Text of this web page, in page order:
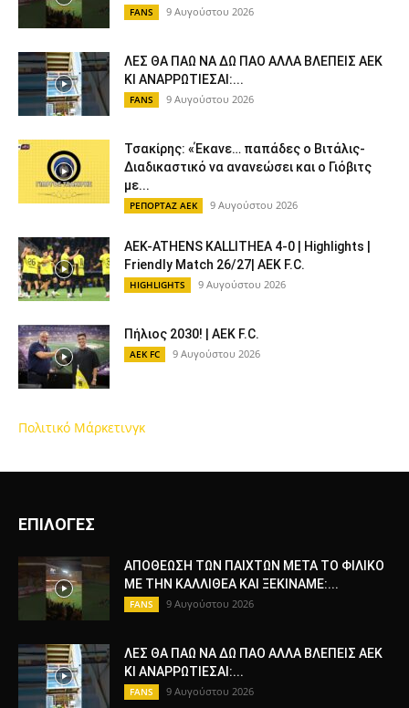
FANS 9 Αυγούστου 2026
ΛΕΣ ΘΑ ΠΑΩ ΝΑ ΔΩ ΠΑΟ ΑΛΛΑ ΒΛΕΠΕΙΣ ΑΕΚ
ΚΙ ΑΝΑΡΡΩΤΙΕΣΑΙ:...
FANS 9 Αυγούστου 2026
Τσακίρης: «Έκανε… παπάδες ο Βιτάλις-
Διαδικαστικό να ανανεώσει και ο Γιόβιτς
με...
ΡΕΠΟΡΤΑΖ ΑΕΚ 9 Αυγούστου 2026
ΑΕΚ-ATHENS KALLITHEA 4-0 | Highlights |
Friendly Match 26/27| AEK F.C.
HIGHLIGHTS 9 Αυγούστου 2026
Πήλιος 2030! | AEK F.C.
AEK FC 9 Αυγούστου 2026
Πολιτικό Μάρκετινγκ
ΕΠΙΛΟΓΕΣ
ΑΠΟΘΕΩΣΗ ΤΩΝ ΠΑΙΧΤΩΝ ΜΕΤΑ ΤΟ ΦΙΛΙΚΟ
ΜΕ ΤΗΝ ΚΑΛΛΙΘΕΑ ΚΑΙ ΞΕΚΙΝΑΜΕ:...
FANS 9 Αυγούστου 2026
ΛΕΣ ΘΑ ΠΑΩ ΝΑ ΔΩ ΠΑΟ ΑΛΛΑ ΒΛΕΠΕΙΣ ΑΕΚ
ΚΙ ΑΝΑΡΡΩΤΙΕΣΑΙ:...
FANS 9 Αυγούστου 2026